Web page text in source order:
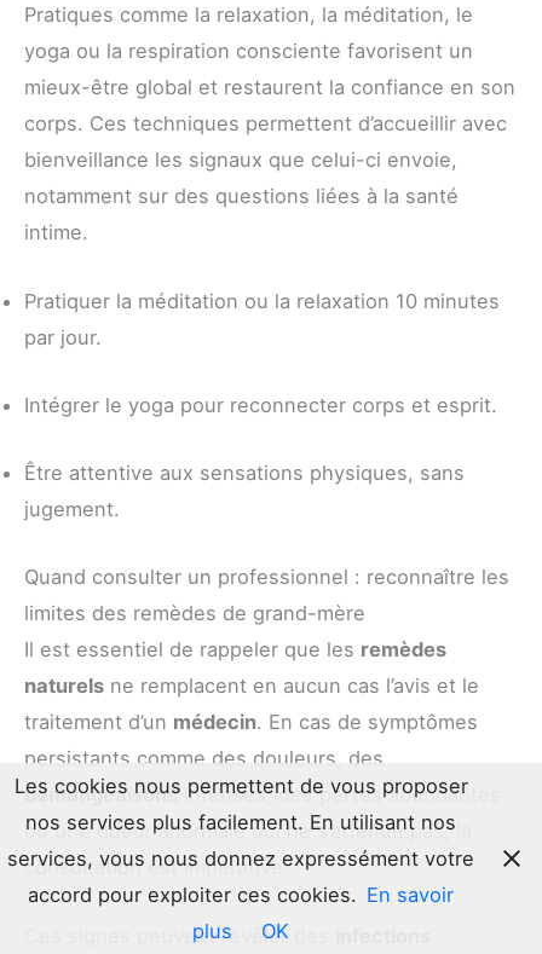
Pratiques comme la relaxation, la méditation, le
yoga ou la respiration consciente favorisent un
mieux-être global et restaurent la confiance en son
corps. Ces techniques permettent d’accueillir avec
bienveillance les signaux que celui-ci envoie,
notamment sur des questions liées à la santé
intime.
Pratiquer la méditation ou la relaxation 10 minutes
par jour.
Intégrer le yoga pour reconnecter corps et esprit.
Être attentive aux sensations physiques, sans
jugement.
Quand consulter un professionnel : reconnaître les
limites des remèdes de grand-mère
Il est essentiel de rappeler que les remèdes
naturels ne remplacent en aucun cas l’avis et le
traitement d’un médecin. En cas de symptômes
persistants comme des douleurs, des
démangeaisonsintenses, des pertes abondantes
ou une odeur anormale qui ne s’atténue pas, la
consultation est impérative.
Ces signes peuvent révéler des
Les cookies nous permettent de vous proposer
nos services plus facilement. En utilisant nos
services, vous nous donnez expressément votre
accord pour exploiter ces cookies. En savoir
plus
OK